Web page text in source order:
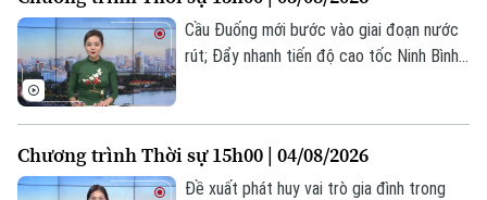
Chuyên mục
Hà Nội
Hà Nội
nay.
Cầu Đuống mới bước vào giai đoạn nước
rút; Đẩy nhanh tiến độ cao tốc Ninh Bình -
hôm nay.
Chương trình Thời sự 15h00 | 04/08/2026
Đề xuất phát huy vai trò gia đình trong